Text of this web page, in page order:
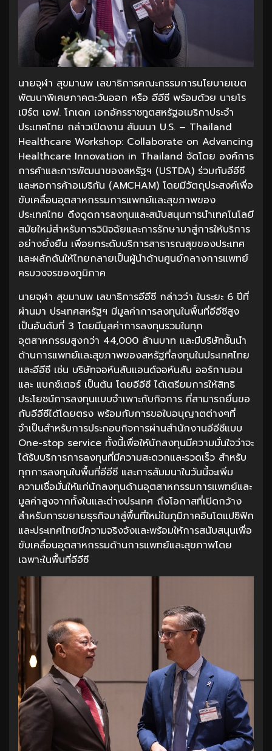
นายจุฬา สุขมานพ เลขาธิการคณะกรรมการนโยบายเขต
พัฒนาพิเศษภาคตะวันออก หรือ อีอีซี พร้อมด้วย นายโร
เบิร์ต เอฟ. โกเดค เอกอัครราชทูตสหรัฐอเมริกาประจำ
ประเทศไทย กล่าวเปิดงาน สัมมนา U.S. – Thailand
Healthcare Workshop: Collaborate on Advancing
Healthcare Innovation in Thailand จัดโดย องค์การ
การค้าและการพัฒนาของสหรัฐฯ (USTDA) ร่วมกับอีอีซี
และหอการค้าอเมริกัน (AMCHAM) โดยมีวัตถุประสงค์เพื่อ
ขับเคลื่อนอุตสาหกรรมการแพทย์และสุขภาพของ
ประเทศไทย ดึงดูดการลงทุนและสนับสนุนการนำเทคโนโลยี
สมัยใหม่สำหรับการวินิจฉัยและการรักษามาสู่การให้บริการ
อย่างยั่งยืน เพื่อยกระดับบริการสาธารณสุขของประเทศ
และผลักดันให้ไทยกลายเป็นผู้นำด้านศูนย์กลางการแพทย์
ครบวงจรของภูมิภาค
นายจุฬา สุขมานพ เลขาธิการอีอีซี กล่าวว่า ในระยะ 6 ปีที่
ผ่านมา ประเทศสหรัฐฯ มีมูลค่าการลงทุนในพื้นที่อีอีซีสูง
เป็นอันดับที่ 3 โดยมีมูลค่าการลงทุนรวมในทุก
อุตสาหกรรมสูงกว่า 44,000 ล้านบาท และมีบริษัทชั้นนำ
ด้านการแพทย์และสุขภาพของสหรัฐที่ลงทุนในประเทศไทย
และอีอีซี เช่น บริษัทจอห์นสันแอนด์จอห์นสัน ออร์กานอน
และ แบกซ์เตอร์ เป็นต้น โดยอีอีซี ได้เตรียมการให้สิทธิ
ประโยชน์การลงทุนแบบจำเพาะกับกิจการ ที่สามารถยื่นขอ
กับอีอีซีได้โดยตรง พร้อมกับการขอใบอนุญาตต่างๆที่
จำเป็นสำหรับการประกอบกิจการผ่านสำนักงานอีอีซีแบบ
One-stop service ทั้งนี้เพื่อให้นักลงทุนมีความมั่นใจว่าจะ
ได้รับบริการการลงทุนที่มีความสะดวกและรวดเร็ว สำหรับ
ทุกการลงทุนในพื้นที่อีอีซี และการสัมมนาในวันนี้จะเพิ่ม
ความเชื่อมั่นให้แก่นักลงทุนด้านอุตสาหกรรมการแพทย์และ
มูลค่าสูงจากทั้งในและต่างประเทศ ถึงโอกาสที่เปิดกว้าง
สำหรับการขยายธุรกิจมาสู่พื้นที่ใหม่ในภูมิภาคอินโดแปซิฟิก
และประเทศไทยมีความจริงจังและพร้อมให้การสนับสนุนเพื่อ
ขับเคลื่อนอุตสาหกรรมด้านการแพทย์และสุขภาพโดย
เฉพาะในพื้นที่อีอีซี